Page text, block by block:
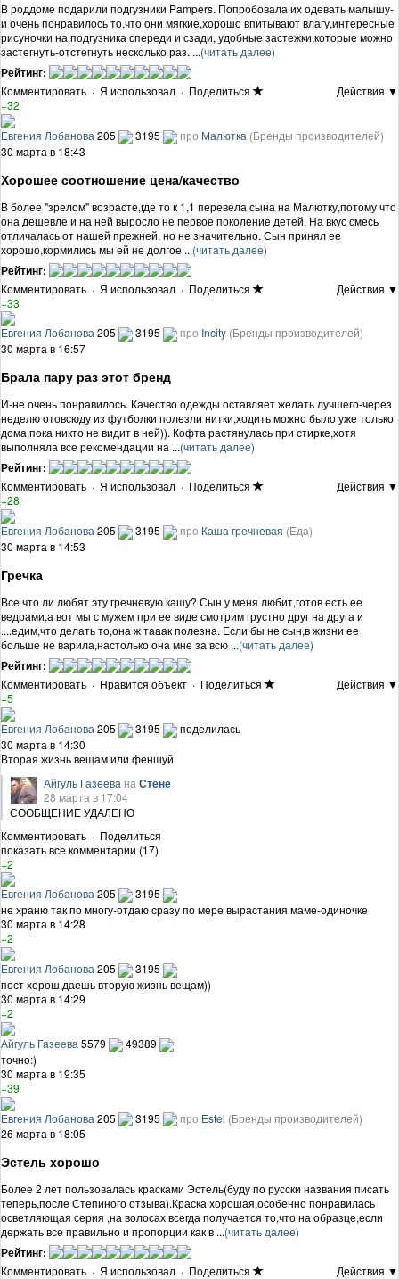
В роддоме подарили подгузники Pampers. Попробовала их одевать малышу-
и очень понравилось то,что они мягкие,хорошо впитывают влагу,интересные
рисуночки на подгузника спереди и сзади, удобные застежки,которые можно
застегнуть-отстегнуть несколько раз. ...(читать далее)
Рейтинг:
Комментировать · Я использовал · Поделиться
Действия ▼
+32
Евгения Лобанова 205 3195 про Малютка (Бренды производителей)
30 марта в 18:43
Хорошее соотношение цена/качество
В более "зрелом" возрасте,где то к 1,1 перевела сына на Малютку,потому что
она дешевле и на ней выросло не первое поколение детей. На вкус смесь
отличалась от нашей прежней, но не значительно. Сын принял ее
хорошо,кормились мы ей не долгое ...(читать далее)
Рейтинг:
Комментировать · Я использовал · Поделиться
Действия ▼
+33
Евгения Лобанова 205 3195 про Incity (Бренды производителей)
30 марта в 16:57
Брала пару раз этот бренд
И-не очень понравилось. Качество одежды оставляет желать лучшего-через
неделю отовсюду из футболки полезли нитки,ходить можно было уже только
дома,пока никто не видит в ней)). Кофта растянулась при стирке,хотя
выполняла все рекомендации на ...(читать далее)
Рейтинг:
Комментировать · Я использовал · Поделиться
Действия ▼
+28
Евгения Лобанова 205 3195 про Каша гречневая (Еда)
30 марта в 14:53
Гречка
Все что ли любят эту гречневую кашу? Сын у меня любит,готов есть ее
ведрами,а вот мы с мужем при ее виде смотрим грустно друг на друга и
....едим,что делать то,она ж тааак полезна. Если бы не сын,в жизни ее
больше не варила,настолько она мне за всю ...(читать далее)
Рейтинг:
Комментировать · Нравится объект · Поделиться
Действия ▼
+5
Евгения Лобанова 205 3195
поделилась
30 марта в 14:30
Вторая жизнь вещам или феншуй
Айгуль Газеева на Стене
28 марта в 17:04
СООБЩЕНИЕ УДАЛЕНО
Комментировать · Поделиться
показать все комментарии (17)
+2
Евгения Лобанова 205
3195
не храню так по многу-отдаю сразу по мере вырастания маме-одиночке
30 марта в 14:28
+2
Евгения Лобанова 205
3195
пост хорош,даешь вторую жизнь вещам))
30 марта в 14:29
+2
Айгуль Газеева 5579
49389
точно:)
30 марта в 19:35
+39
Евгения Лобанова 205 3195 про Estel (Бренды производителей)
26 марта в 18:05
Эстель хорошо
Более 2 лет пользовалась красками Эстель(буду по русски названия писать
теперь,после Степиного отзыва).Краска хорошая,особенно понравилась
осветляющая серия ,на волосах всегда получается то,что на образце,если
держать все правильно и пропорции как в ...(читать далее)
Рейтинг:
Комментировать · Я использовал · Поделиться Действия ▼